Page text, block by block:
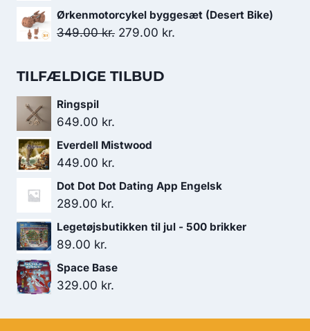
199.00 kr..149.00 kr..
oprindelige
pris
aktuelle
pris
Ørkenmotorcykel byggesæt (Desert Bike)
349.00kr. Den
pris
279.00 kr.
TILFÆLDIGE TILBUD
Ringspil
649.00 kr.
Everdell Mistwood
449.00 kr.
Dot Dot Dot Dating App Engelsk
289.00 kr.
Legetøjsbutikken til jul - 500 brikker
89.00 kr.
Space Base
329.00 kr.